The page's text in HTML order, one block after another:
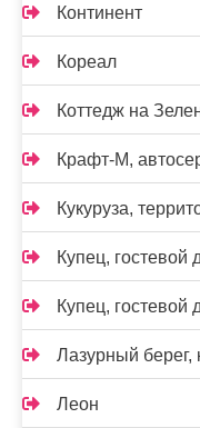
Континент
Кореал
Коттедж на
Крафт-М,
Кукуруза,
Купец, гостевой
Купец, гостевой
Лазурный берег,
Леон